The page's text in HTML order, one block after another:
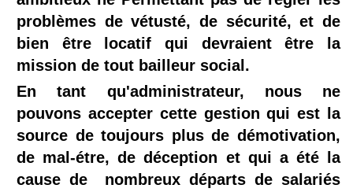
problèmes de vétusté, de sécurité, et de
bien être locatif qui devraient être la
mission de tout bailleur social.
En tant qu'administrateur, nous ne
pouvons accepter cette gestion qui est la
source de toujours plus de démotivation,
de mal-étre, de déception et qui a été la
cause de nombreux départs de salariés